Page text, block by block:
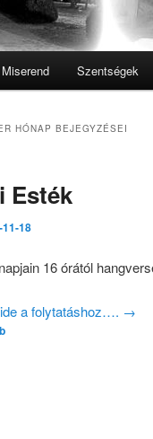
Miserend Szentségek
HÓNAP BEJEGYZÉSEI
Esték
18
16 órától
a folytatáshoz…. →